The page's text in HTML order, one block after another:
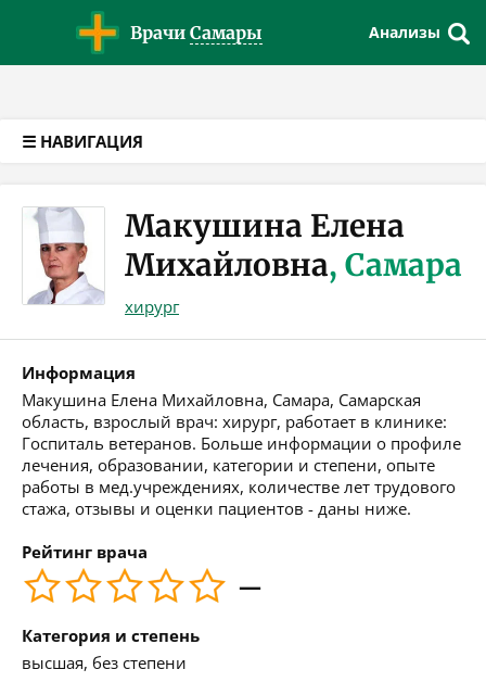
Врачи Самары Анализы
☰ НАВИГАЦИЯ
Макушина Елена
Михайловна, Самара
хирург
Информация
Макушина Елена Михайловна, Самара, Самарская
область, взрослый врач: хирург, работает в клинике:
Госпиталь ветеранов. Больше информации о профиле
лечения, образовании, категории и степени, опыте
работы в мед.учреждениях, количестве лет трудового
стажа, отзывы и оценки пациентов - даны ниже.
Рейтинг врача
—
Категория и степень
высшая, без степени